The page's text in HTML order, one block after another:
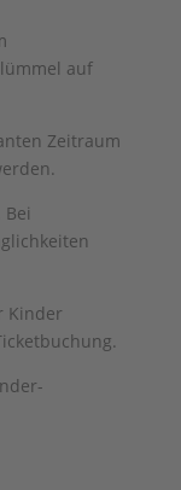
auf
Zeitraum
Kinder